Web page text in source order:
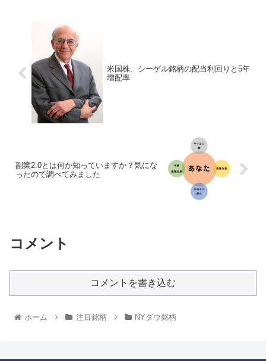
米国株、シーゲル銘柄の配当利回りと5年
増配率
副業2.0とは何か知っていますか？気にな
ったので調べてみました
コメント
コメントを書き込む
ホーム 注目銘柄 NYダウ銘柄